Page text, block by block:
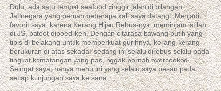
Dulu, ada satu tempat seafood pinggir jalan di bilangan
Jatinegara yang pernah beberapa kali saya datangi. Menjadi
favorit saya, karena Kerang Hijau Rebus-nya, meminjam istilah
di JS, patoet dipoedjiken. Dengan citarasa bawang putih yang
tipis di belakang untuk memperkuat gurihnya, kerang-kerang
berukuran di atas sekadar sedang ini selalu direbus selalu pada
tingkat kematangan yang pas, nggak pernah overcooked.
Seingat saya, hanya menu ini yang selalu saya pesan pada
setiap kunjungan saya ke sana.